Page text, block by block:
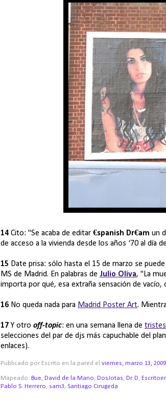
14 Cito: "Se acaba de editar€spanish Dr€am un
de acceso a la vivienda desde los años ‘70 al día
15 Date prisa: sólo hasta el 15 de marzo se
MS de Madrid. En palabras de Julio Oliva, "La
importa por qué, esa extraña sensación de
16 No queda nada para Madrid Poster Art.
17 Y otrooff-topic: en una semana llena detristes
selecciones del par de djs más capuchable del
enlaces).
Publicado por Escrito en la pared elviernes, marzo 13, 2009
Mapeado:Bue,David de la Mano,DosJotas,Dr. D,
Pablo S. Herrero, sam3,Santiago Cirugeda